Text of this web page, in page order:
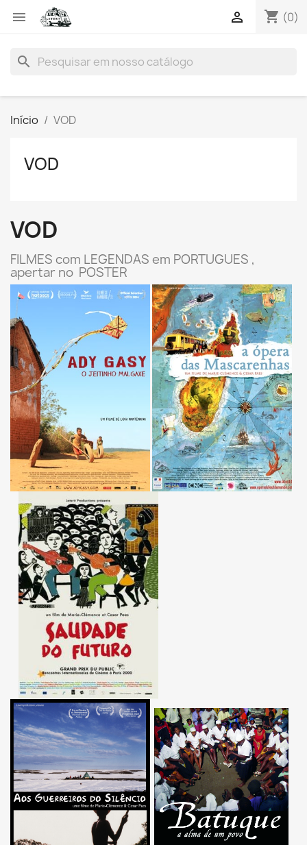
 shopping_cart (0)

search
Início VOD
VOD
VOD
FILMES com LEGENDAS em PORTUGUES ,
apertar no POSTER